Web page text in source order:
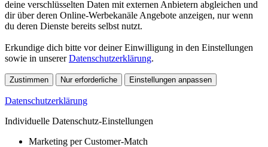
deine verschlüsselten Daten mit externen Anbietern abgleichen und
dir über deren Online-Werbekanäle Angebote anzeigen, nur wenn
du deren Dienste bereits selbst nutzt.
Erkundige dich bitte vor deiner Einwilligung in den Einstellungen
sowie in unsererDatenschutzerklärung.
Zustimmen Nur erforderliche Einstellungen anpassen
Datenschutzerklärung
Individuelle Datenschutz-Einstellungen
Marketing per Customer-Match